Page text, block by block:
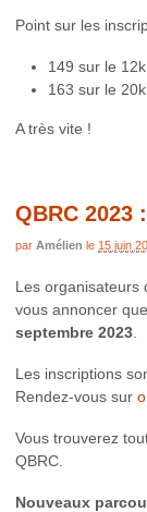
Point sur les
149 sur le
163 sur le
A très vite !
QBRC
par Amélien le 15 juin
Les organisateurs
vous annoncer
septembre 2023
Les inscriptions
Rendez-vous sur
Vous trouverez
QBRC.
Nouveaux